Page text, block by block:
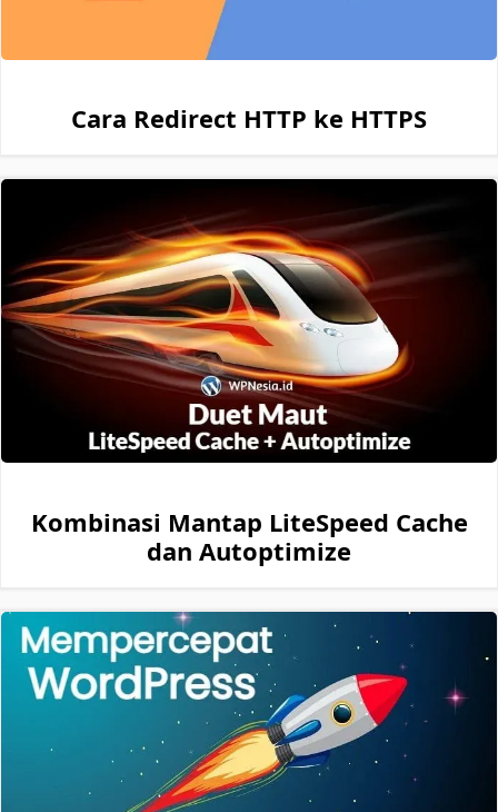
Cara Redirect HTTP ke HTTPS
Kombinasi Mantap LiteSpeed Cache
dan Autoptimize